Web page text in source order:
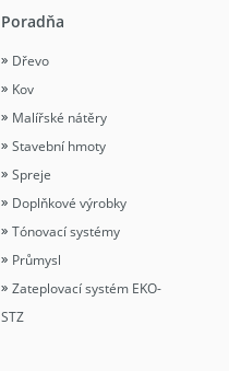
Poradňa
Dřevo
Kov
Malířské nátěry
Stavební hmoty
Spreje
Doplňkové výrobky
Tónovací systémy
Průmysl
Zateplovací systém EKO-
STZ